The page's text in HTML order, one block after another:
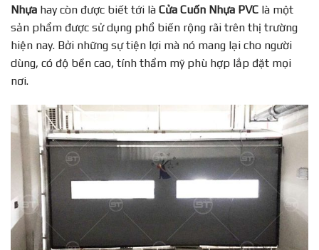
Nhựa hay còn được biết tới là Cửa Cuốn Nhựa PVC là một
sản phẩm được sử dụng phổ biến rộng rãi trên thị trường
hiện nay. Bởi những sự tiện lợi mà nó mang lại cho người
dùng, có độ bền cao, tính thẩm mỹ phù hợp lắp đặt mọi
nơi.